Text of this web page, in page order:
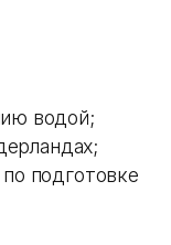
водой;
подготовке